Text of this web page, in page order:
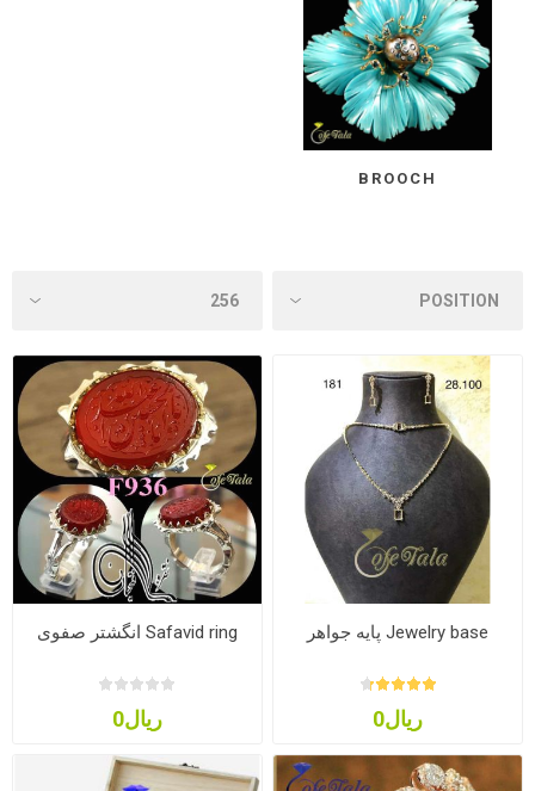
BROOCH
Jewelry base پایه جواهر
ریال0
Safavid ring انگشتر صفوی
ریال0